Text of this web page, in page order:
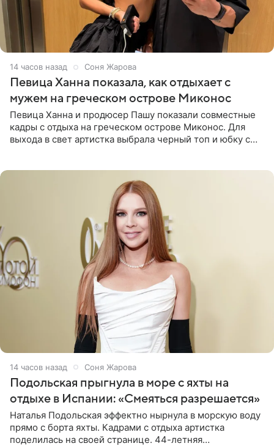
14 часов назад Соня Жарова
Певица Ханна показала, как отдыхает с
мужем на греческом острове Миконос
Певица Ханна и продюсер Пашу показали совместные
кадры с отдыха на греческом острове Миконос. Для
выхода в свет артистка выбрала черный топ и юбку с
14 часов назад Соня Жарова
Подольская прыгнула в море с яхты на
отдыхе в Испании: «Смеяться разрешается»
Наталья Подольская эффектно нырнула в морскую воду
прямо с борта яхты. Кадрами с отдыха артистка
поделилась на своей странице. 44-летняя